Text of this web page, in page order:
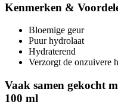
Kenmerken &
Bloemige geur
Puur hydrolaat
Hydraterend
Verzorgt de onzuivere
Vaak samen gekocht
100 ml